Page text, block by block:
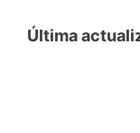
Última